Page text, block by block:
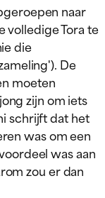
naar
volledige Tora te
die
De
moeten
zijn om iets
schrijft dat het
was om een
was aan
zou er dan